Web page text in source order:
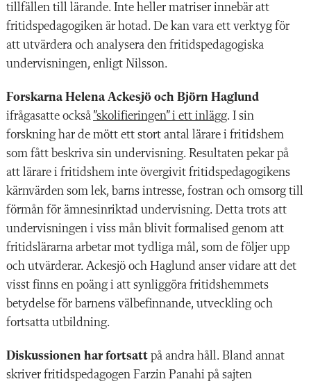
tillfällen till lärande. Inte heller matriser innebär att
fritidspedagogiken är hotad. De kan vara ett verktyg för
att utvärdera och analysera den fritidspedagogiska
undervisningen, enligt Nilsson.
Forskarna Helena Ackesjö och Björn Haglund
ifrågasatte också ”skolifieringen” i ett inlägg. I sin
forskning har de mött ett stort antal lärare i fritidshem
som fått beskriva sin undervisning. Resultaten pekar på
att lärare i fritidshem inte övergivit fritidspedagogikens
kärnvärden som lek, barns intresse, fostran och omsorg till
förmån för ämnesinriktad undervisning. Detta trots att
undervisningen i viss mån blivit formalised genom att
fritidslärarna arbetar mot tydliga mål, som de följer upp
och utvärderar. Ackesjö och Haglund anser vidare att det
visst finns en poäng i att synliggöra fritidshemmets
betydelse för barnens välbefinnande, utveckling och
fortsatta utbildning.
Diskussionen har fortsatt på andra håll. Bland annat
skriver fritidspedagogen Farzin Panahi på sajten